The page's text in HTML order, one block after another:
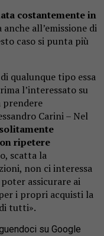
costantemente in
all’emissione di
caso si punta più
qualunque tipo essa
l’interessato su
prendere
Carini – Nel
ripetere
scatta la
non ci interessa
assicurare ai
i propri acquisti la
tutti».
su Google